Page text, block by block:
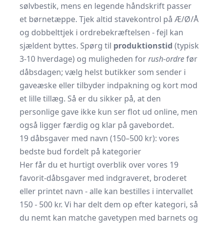
sølvbestik, mens en legende håndskrift passer
et børnetæppe. Tjek altid stavekontrol på Æ/Ø/Å
og dobbelttjek i ordrebekræftelsen - fejl kan
sjældent byttes. Spørg til produktionstid (typisk
3-10 hverdage) og muligheden forrush-ordrefør
dåbsdagen; vælg helst butikker som sender i
gaveæske eller tilbyder indpakning og kort mod
et lille tillæg. Så er du sikker på, at den
personlige gave ikke kun ser flot ud online, men
også ligger færdig og klar på gavebordet.
19 dåbsgaver med navn (150–500 kr): vores
bedste bud fordelt på kategorier
Her får du et hurtigt overblik over vores 19
favorit-dåbsgaver med indgraveret, broderet
eller printet navn - alle kan bestilles i intervallet
150 - 500 kr. Vi har delt dem op efter kategori, så
du nemt kan matche gave­typen med barnets og